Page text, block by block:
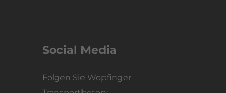
Social Media
Folgen Sie Wopfinger